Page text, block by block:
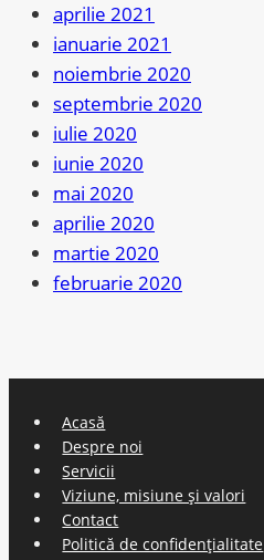
aprilie 2021
ianuarie 2021
noiembrie 2020
septembrie 2020
iulie 2020
iunie 2020
mai 2020
aprilie 2020
martie 2020
februarie 2020
Acasă
Despre noi
Servicii
Viziune, misiune și valori
Contact
Politică de confidențialitate